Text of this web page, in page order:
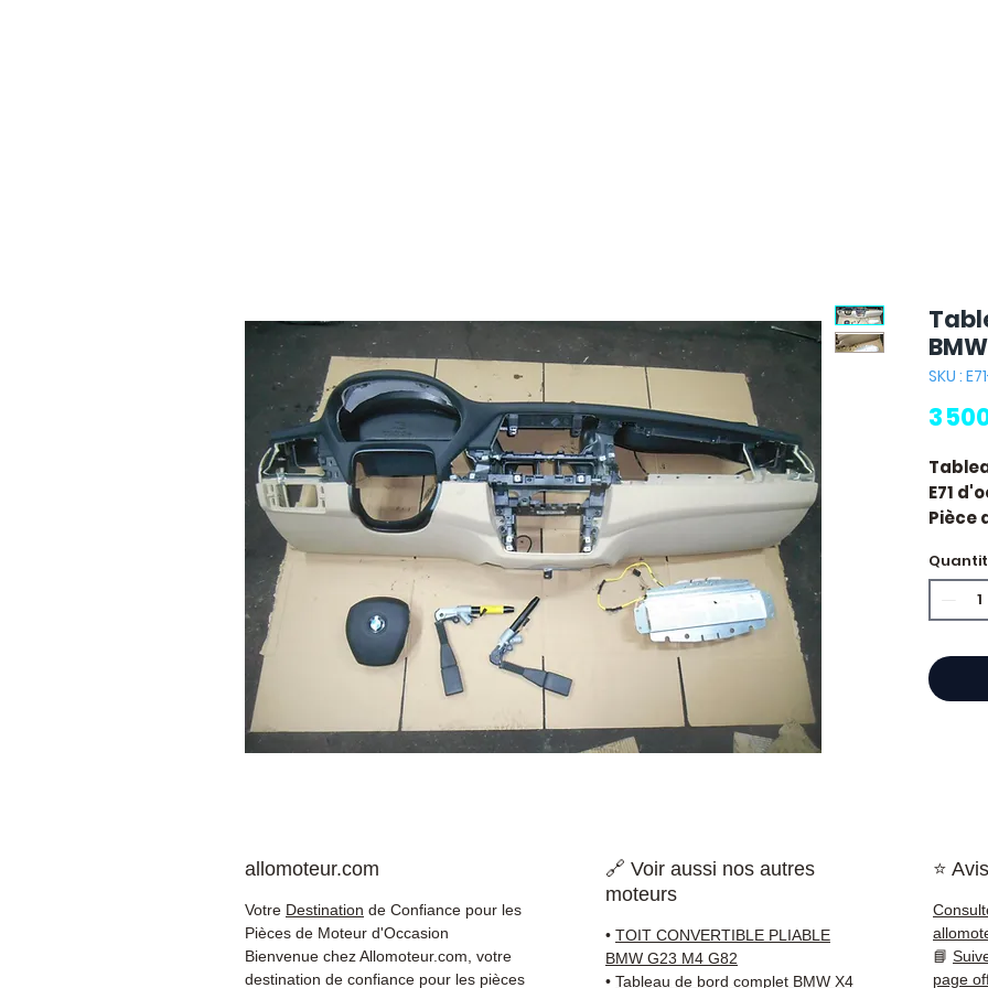
SKU :
3
E71
Pièce
sur
allomoteur.com
Votre Destination de Confiance pour les
Pièces de Moteur d'Occasion
Bienvenue chez Allomoteur.com, votre
destination de confiance pour les pièces
🔗 Voir aussi nos autres
moteurs
• TOIT CONVERTIBLE PLIABLE
BMW G23 M4 G82
• Tableau de bord complet BMW X4
⭐
📘
page